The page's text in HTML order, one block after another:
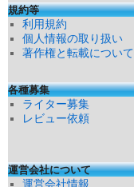
規約等
利用規約
個人情報の取り扱い
著作権と転載について
各種募集
ライター募集
レビュー依頼
運営会社について
運営会社情報